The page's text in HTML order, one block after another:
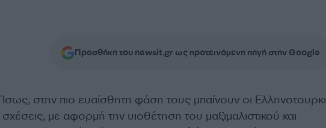
Προσθήκη του newsit.gr ως προτεινόμενη πηγή στην Google
Ίσως, στην πιο ευαίσθητη φάση τους μπαίνουν οι
σχέσεις, με αφορμή την υιοθέτηση του μαξιμαλιστικού και